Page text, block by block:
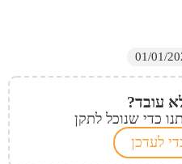
עובד?
כדי שנוכל לתקן
לעדכן